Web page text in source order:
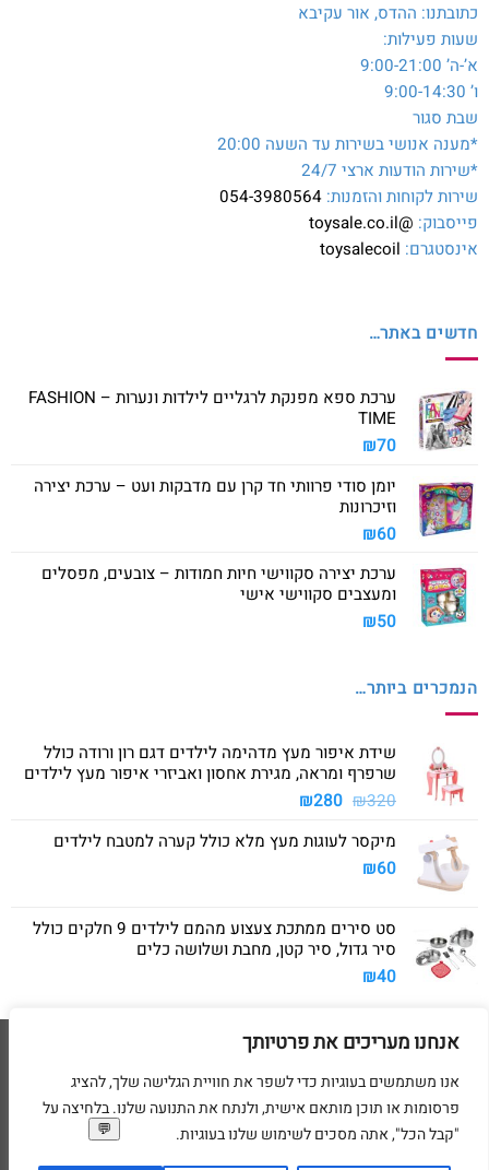
אנחנו מעריכים את פרטיותך
אנו משתמשים בעוגיות כדי לשפר את חוויית הגלישה שלך, להציג
פרסומות או תוכן מותאם אישית, ולנתח את התנועה שלנו. בלחיצה על
"קבל הכל", אתה מסכים לשימוש שלנו בעוגיות.
כתובתנו: ההדס, אור עקיבא
שעות פעילות:
א’-ה’ 9:00-21:00
ו’ 9:00-14:30
שבת סגור
*מענה אנושי בשירות עד השעה 20:00
*שירות הודעות ארצי 24/7
שירות לקוחות והזמנות: 054-3980564
פייסבוק: @toysale.co.il
אינסטגרם: toysalecoil
חדשים באתר…
ערכת ספא מפנקת לרגליים לילדות ונערות – FASHION
TIME
₪70
יומן סודי פרוותי חד קרן עם מדבקות ועט – ערכת יצירה
וזיכרונות
₪60
ערכת יצירה סקווישי חיות חמודות – צובעים, מפסלים
ומעצבים סקווישי אישי
₪50
הנמכרים ביותר…
שידת איפור מעץ מדהימה לילדים דגם רון ורודה כולל
שרפרף ומראה, מגירת אחסון ואביזרי איפור מעץ לילדים
₪320
המחיר
היה:
₪280 המחיר
הוא:
מיקסר לעוגות מעץ מלא כולל קערה למטבח לילדים
₪60
סט סירים ממתכת צעצוע מהמם לילדים 9 חלקים כולל
סיר גדול, סיר קטן, מחבת ושלושה כלים
₪40
Visa
MasterCard
Express
2
דף הבית מדיניות משלוחים מדיניות החזרת מוצרים תקנון מדיניות פרטיות
הסדרי נגישות בקשת מחיקת פרטים אישיים
בניית ועיצוב אתרי מסחר Code&Concept Copyright 2026 ©